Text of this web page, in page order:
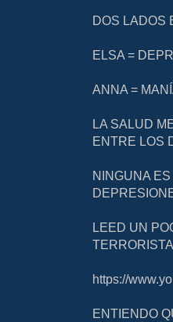
DOS LADOS
ELSA =
ANNA =
LA SALUD
ENTRE LOS
NINGUNA
LEED UN
https://
ENTIENDO